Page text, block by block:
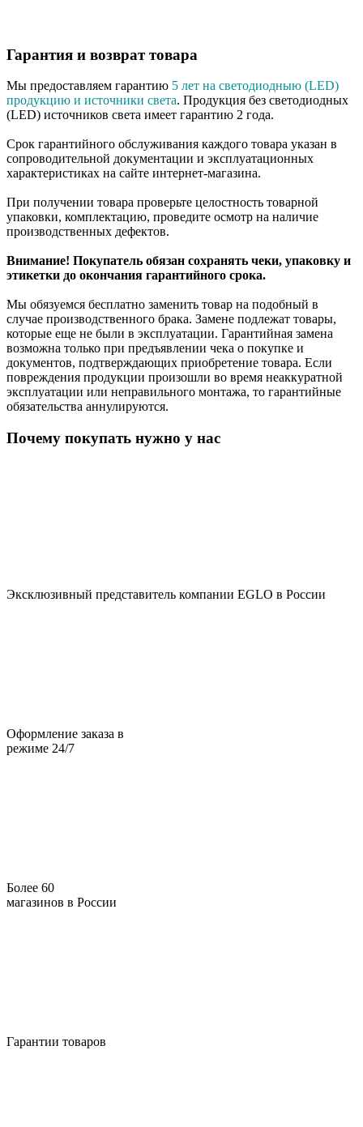
Гарантия и возврат товара
Мы предоставляем гарантию 5 лет на светодиодныю (LED)
продукцию и источники света. Продукция без светодиодных
(LED) источников света имеет гарантию 2 года.
Срок гарантийного обслуживания каждого товара указан в
сопроводительной документации и эксплуатационных
характеристиках на сайте интернет-магазина.
При получении товара проверьте целостность товарной
упаковки, комплектацию, проведите осмотр на наличие
производственных дефектов.
Внимание! Покупатель обязан сохранять чеки, упаковку и
этикетки до окончания гарантийного срока.
Мы обязуемся бесплатно заменить товар на подобный в
случае производственного брака. Замене подлежат товары,
которые еще не были в эксплуатации. Гарантийная замена
возможна только при предъявлении чека о покупке и
документов, подтверждающих приобретение товара. Если
повреждения продукции произошли во время неаккуратной
эксплуатации или неправильного монтажа, то гарантийные
обязательства аннулируются.
Почему покупать нужно у нас
Эксклюзивный представитель компании EGLO в России
Оформление заказа в
режиме 24/7
Более 60
магазинов в России
Гарантии товаров